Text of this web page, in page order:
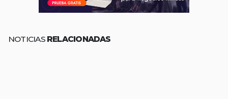
NOTICIAS RELACIONADAS